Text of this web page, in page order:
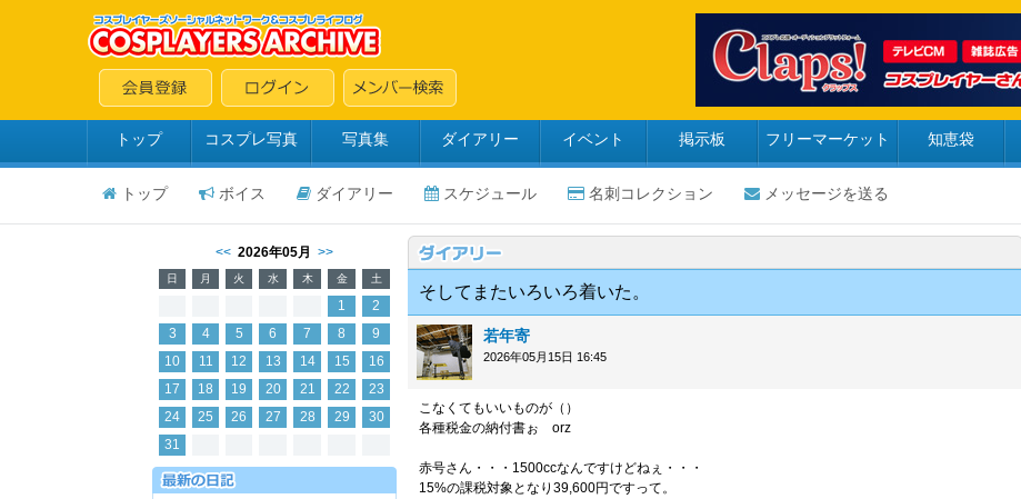
トップ コスプレ写真 写真集 ダイアリー イベント 掲示板 フリーマーケット 知恵袋
トップ ボイス ダイアリー スケジュール 名刺コレクション メッセージを送る
<< 2026年05月 >>
日 月 火 水 木 金 土
1
2
3
4 5 6 7 8
9
10
11 12 13 14 15
16
17
18 19 20 21 22
23
24
25 26 27 28 29
30
31
そしてまたいろいろ着いた。
若年寄
2026年05月15日 16:45
こなくてもいいものが（）
各種税金の納付書ぉ orz
赤号さん・・・1500ccなんですけどねぇ・・・
15%の課税対象となり39,600円ですって。